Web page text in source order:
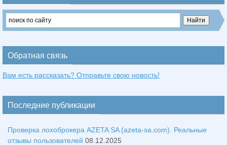
Обратная связь
Вам есть рассказать? Отправьте свою новость!
Последние публикации
Проверка лохоброкера AZETA SA (azeta-sa.com). Реальные
отзывы пользователей 08.12.2025